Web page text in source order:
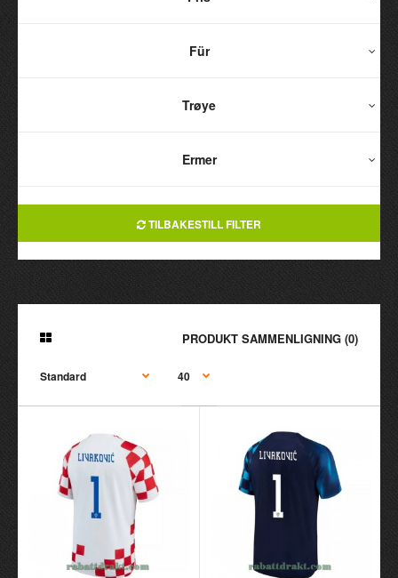
Für
Trøye
Ermer
TILBAKESTILL FILTER
PRODUKT SAMMENLIGNING (0)